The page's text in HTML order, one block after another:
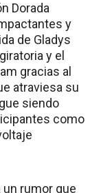
Dorada
y
de Gladys
y el
gracias al
atraviesa su
siendo
como
un rumor que